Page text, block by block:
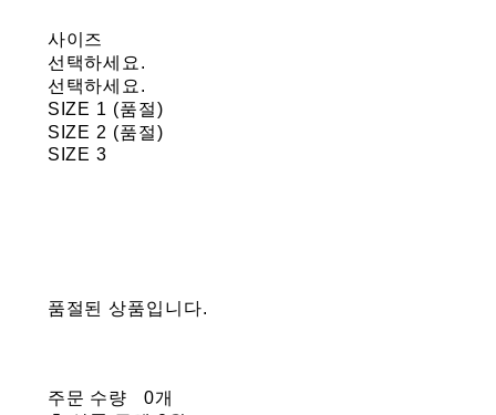
사이즈
선택하세요.
선택하세요.
SIZE 1 (품절)
SIZE 2 (품절)
SIZE 3
품절된 상품입니다.
주문 수량
0개